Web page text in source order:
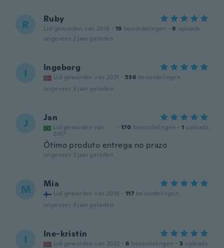
R Ruby
Lid geworden van 2018 · 19 beoordelingen · 9 uploads
ongeveer 2 jaar geleden
I Ingeborg
Lid geworden van 2021 · 536 beoordelingen
ongeveer 3 jaar geleden
J Jan
Lid geworden van
2017
· 170 beoordelingen · 1 uploads
Ótimo produto entrega no prazo
ongeveer 3 jaar geleden
M Mia
Lid geworden van 2018 · 117 beoordelingen
ongeveer 3 jaar geleden
I Ine-kristin
Lid geworden van 2022 · 6 beoordelingen · 3 uploads